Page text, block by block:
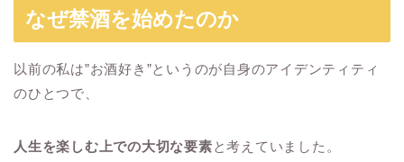
なぜ禁酒を始めたのか
以前の私は”お酒好き”というのが自身のアイデンティティ
のひとつで、
人生を楽しむ上での大切な要素と考えていました。